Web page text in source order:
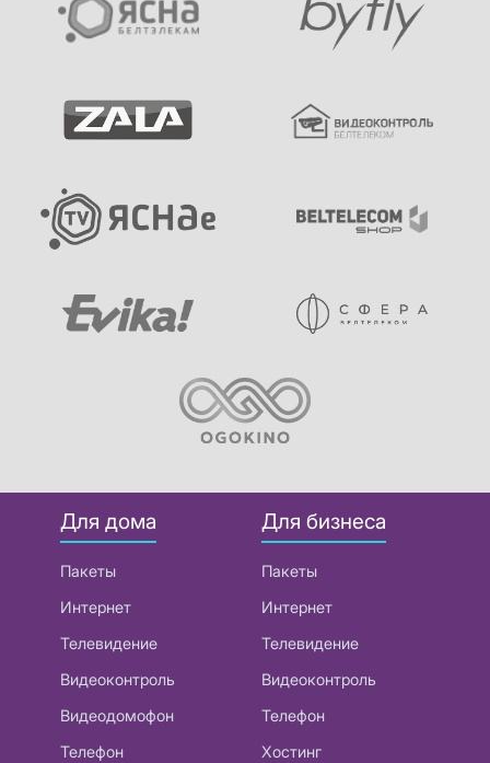
Для дома
Пакеты
Интернет
Телевидение
Видеоконтроль
Видеодомофон
Телефон
Для бизнеса
Пакеты
Интернет
Телевидение
Видеоконтроль
Телефон
Хостинг